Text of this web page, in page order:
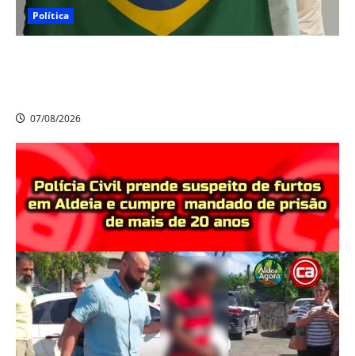
Política
07/08/2026